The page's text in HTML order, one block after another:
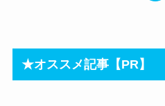
★オススメ記事【PR】